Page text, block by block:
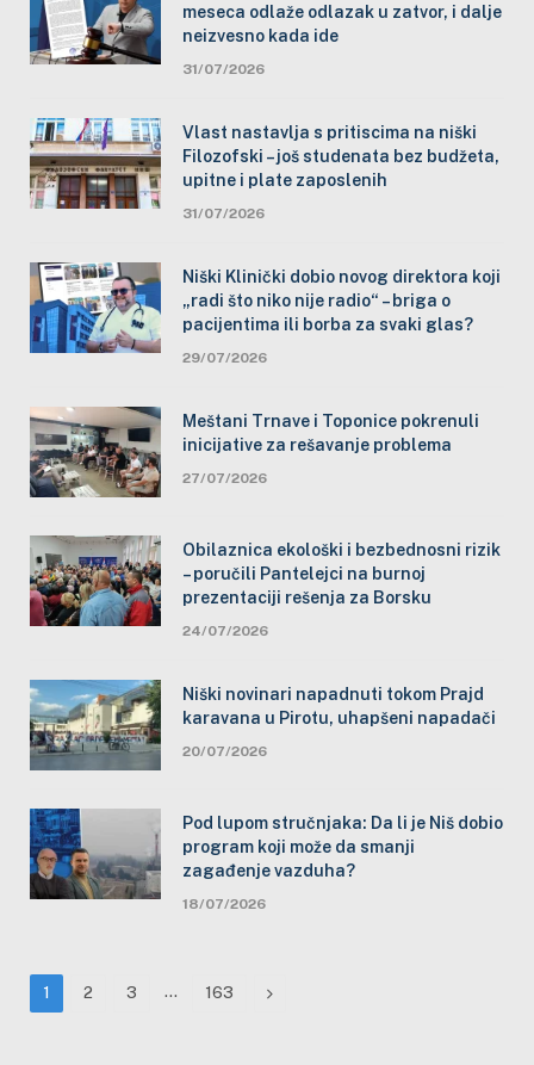
meseca odlaže odlazak u zatvor, i dalje
neizvesno kada ide
31/07/2026
Vlast nastavlja s pritiscima na niški
Filozofski – još studenata bez budžeta,
upitne i plate zaposlenih
31/07/2026
Niški Klinički dobio novog direktora koji
„radi što niko nije radio“ – briga o
pacijentima ili borba za svaki glas?
29/07/2026
Meštani Trnave i Toponice pokrenuli
inicijative za rešavanje problema
27/07/2026
Obilaznica ekološki i bezbednosni rizik
– poručili Pantelejci na burnoj
prezentaciji rešenja za Borsku
24/07/2026
Niški novinari napadnuti tokom Prajd
karavana u Pirotu, uhapšeni napadači
20/07/2026
Pod lupom stručnjaka: Da li je Niš dobio
program koji može da smanji
zagađenje vazduha?
18/07/2026
1 2 3 … 163 Next